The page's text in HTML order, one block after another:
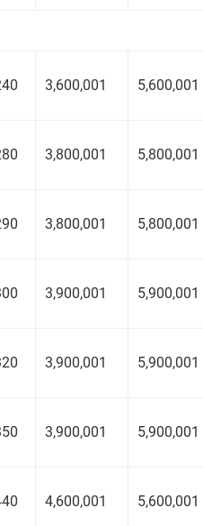
3,600,001 5,600,001
3,800,001 5,800,001
3,800,001 5,800,001
3,900,001 5,900,001
3,900,001 5,900,001
3,900,001 5,900,001
4,600,001 5,600,001